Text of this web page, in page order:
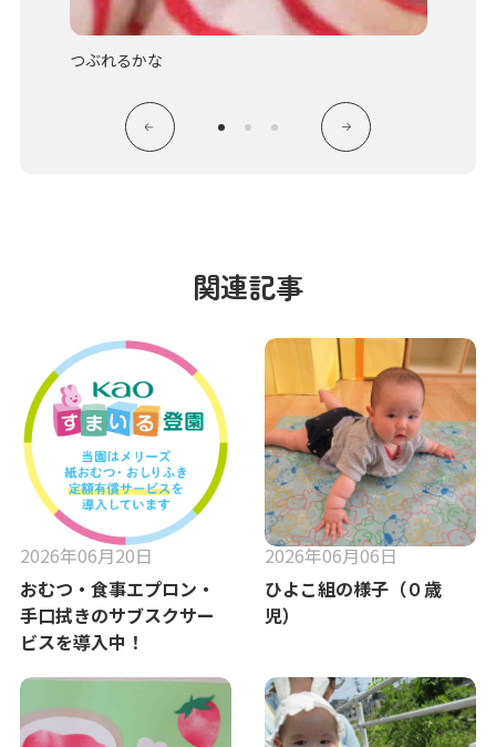
つぶれるかな
関連記事
2026年06月20日
おむつ・食事エプロン・
手口拭きのサブスクサー
ビスを導入中！
2026年06月06日
ひよこ組の様子（０歳
児）